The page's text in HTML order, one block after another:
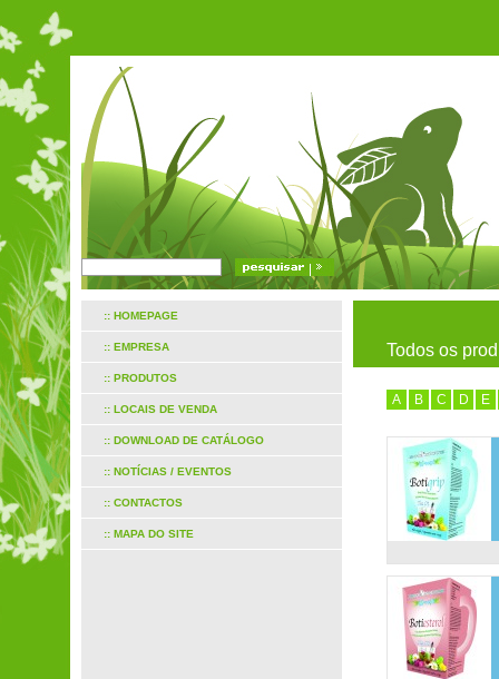
:: HOMEPAGE
:: EMPRESA
:: PRODUTOS
:: LOCAIS DE VENDA
:: DOWNLOAD DE CATÁLOGO
:: NOTÍCIAS / EVENTOS
:: CONTACTOS
:: MAPA DO SITE
Todos os
A B C D E